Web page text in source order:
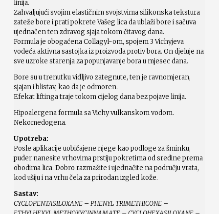
linija.
Zahvaljujući svojim elastičnim svojstvima silikonska tekstura
zateže bore i prati pokrete Vašeg lica da ublaži bore i sačuva
ujednačen ten zdravog sjaja tokom čitavog dana.
Formula je obogaćena Collagyl-om, spojem 3 Vichyjeva
vodeća aktivna sastojka iz proizvoda protiv bora. On djeluje na
sve uzroke starenja za popunjavanje bora u mjesec dana.
Bore su u trenutku vidljivo zategnute, ten je ravnomjeran,
sjajan i blistav, kao da je odmoren.
Efekat liftinga traje tokom cijelog dana bez pojave linija.
Hipoalergena formula sa Vichy vulkanskom vodom.
Nekomedogena.
Upotreba:
Posle aplikacije uobičajene njege kao podloge za šminku,
puder nanesite vrhovima prstiju pokretima od sredine prema
obodima lica. Dobro razmažite i ujednačite na području vrata,
kod ušiju i na vrhu čela za prirodan izgled kože.
Sastav:
CYCLOPENTASILOXANE – PHENYL TRIMETHICONE –